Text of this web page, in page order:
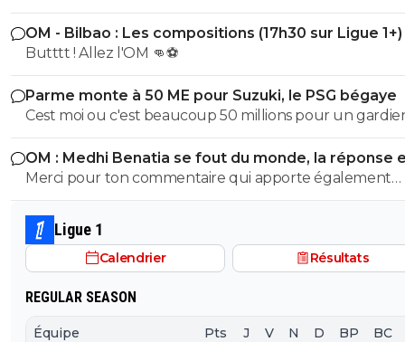
OM - Bilbao : Les compositions (17h30 sur Ligue 1+)
Butttt ! Allez l'OM 👊⚽
Parme monte à 50 ME pour Suzuki, le PSG bégaye
Cest moi ou c'est beaucoup 50 millions pour un
prestations naissantes ?
OM : Medhi Benatia se fout du monde, la réponse
violente
Merci pour ton commentaire qui apporte également
beaucoup a la communauté...Fais ce que je dis pas ce
fais. Bref, Benatia, c'est "ouiiin ouiiin, c'est pas moi c'est
autres qui sont des méchants" Vous êtes vraiment les
meilleurs a L'OM !!
Ligue 1
Calendrier Résultats
REGULAR SEASON
Équipe Pts J V N D BP BC